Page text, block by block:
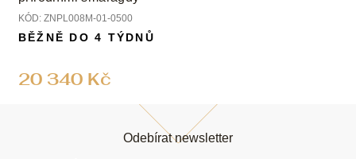
KÓD: ZNPL008M-01-0500
20 340 Kč
BĚŽNĚ DO 4 TÝDNŮ
Odebírat newsletter